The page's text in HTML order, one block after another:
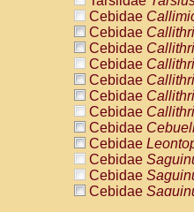
Cebidae
Cebidae
Cebidae
Cebidae
Cebidae
Cebidae
Cebidae
Cebidae
Cebidae
Cebidae
Cebidae
Cebidae